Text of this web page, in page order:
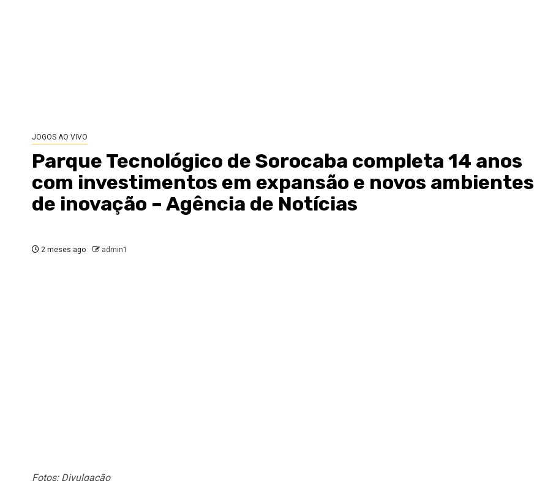
JOGOS AO VIVO
Parque Tecnológico de Sorocaba completa 14 anos
com investimentos em expansão e novos ambientes
de inovação – Agência de Notícias
2 meses ago admin1
Fotos: Divulgação